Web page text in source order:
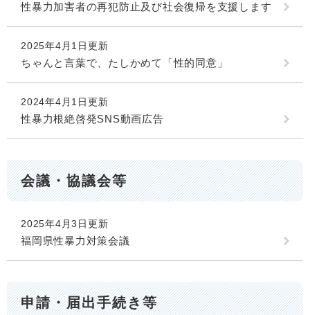
性暴力加害者の再犯防止及び社会復帰を支援します
2025年4月1日更新
ちゃんと言葉で、たしかめて「性的同意」
2024年4月1日更新
性暴力根絶啓発SNS動画広告
会議・協議会等
2025年4月3日更新
福岡県性暴力対策会議
申請・届出手続き等